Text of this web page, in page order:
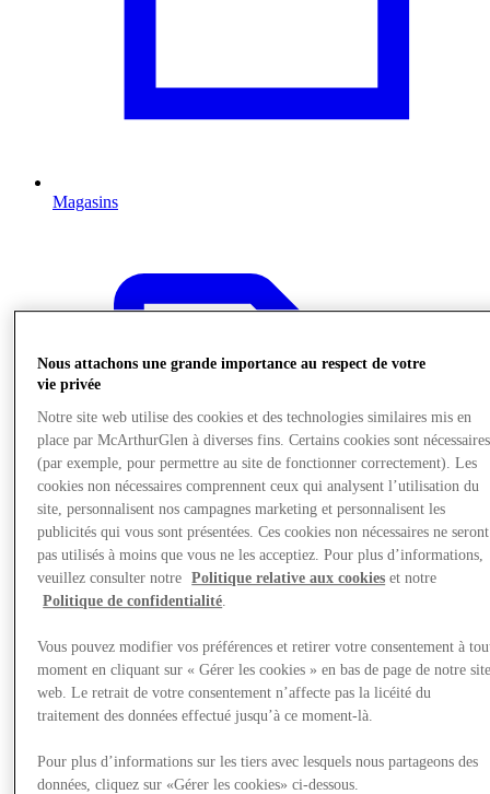
Magasins
Offre
Nous attachons une grande importance au respect de votre
vie privée
Notre site web utilise des cookies et des technologies similaires mis en
place par McArthurGlen à diverses fins. Certains cookies sont nécessaires
(par exemple, pour permettre au site de fonctionner correctement). Les
cookies non nécessaires comprennent ceux qui analysent l’utilisation du
site, personnalisent nos campagnes marketing et personnalisent les
publicités qui vous sont présentées. Ces cookies non nécessaires ne seront
pas utilisés à moins que vous ne les acceptiez. Pour plus d’informations,
veuillez consulter notre
Politique relative aux cookies et notre
Politique de confidentialité
Vous pouvez modifier vos préférences et retirer votre consentement à
moment en cliquant sur « Gérer les cookies » en bas de page de notre
web. Le retrait de votre consentement n’affecte pas la licéité du
traitement des données effectué jusqu’à ce moment-là.
Pour plus d’informations sur les tiers avec lesquels nous partageons des
données, cliquez sur «Gérer les cookies» ci-dessous.